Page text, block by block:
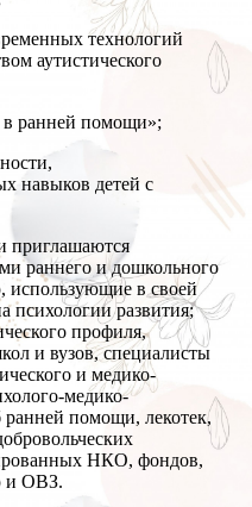
технологий
аутистического
ранней помощи»;
навыков детей с
приглашаются
раннего и дошкольного
использующие в своей
психологии развития;
профиля,
и вузов, специалисты
и медико-
медико-
ранней помощи, лекотек,
НКО, фондов,
и ОВЗ.